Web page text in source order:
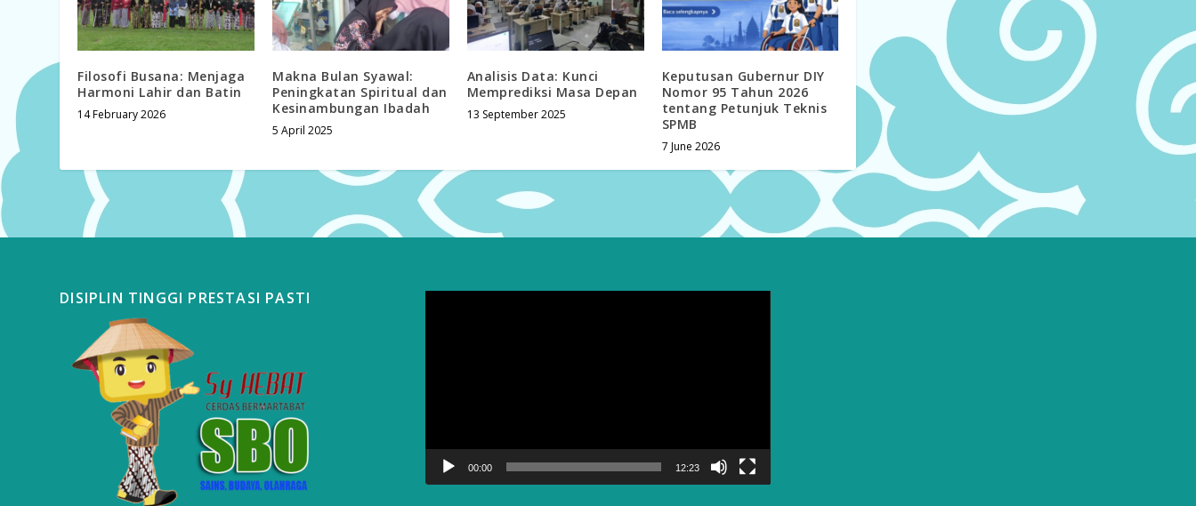
Filosofi Busana: Menjaga
Harmoni Lahir dan Batin
14 February 2026
Makna Bulan Syawal:
Peningkatan Spiritual dan
Kesinambungan Ibadah
5 April 2025
Analisis Data: Kunci
Memprediksi Masa Depan
13 September 2025
Keputusan Gubernur DIY
Nomor 95 Tahun 2026
tentang Petunjuk Teknis
SPMB
7 June 2026
DISIPLIN TINGGI PRESTASI PASTI
00:00 12:23